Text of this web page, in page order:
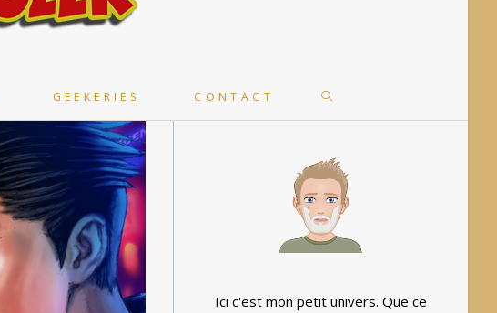
GEEKERIES CONTACT TOGGLE
SEARCH
Ici c'est mon petit univers. Que ce